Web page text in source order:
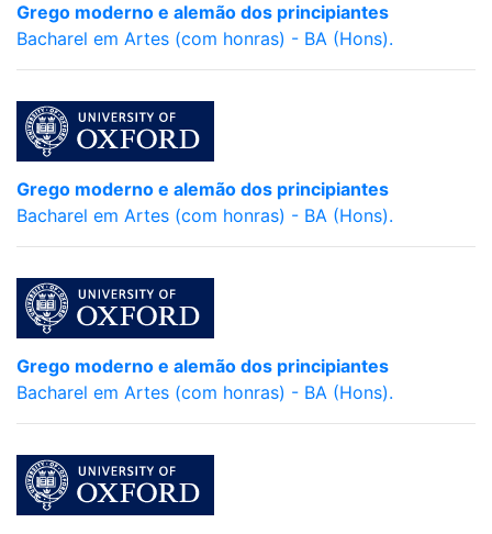
Grego moderno e alemão dos principiantes
Bacharel em Artes (com honras) - BA (Hons).
Grego moderno e alemão dos principiantes
Bacharel em Artes (com honras) - BA (Hons).
Grego moderno e alemão dos principiantes
Bacharel em Artes (com honras) - BA (Hons).